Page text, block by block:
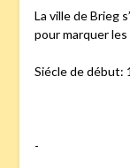
La ville de Brieg
pour marquer
Siécle de début:
-